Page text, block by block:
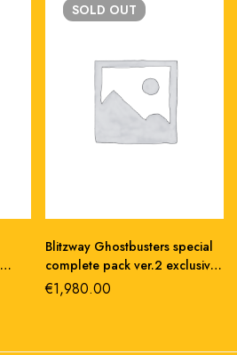
SOLD OUT
Blitzway Ghostbusters special
complete pack ver.2 exclusive
doll 1/6 action figure 30cm
€1,980.00